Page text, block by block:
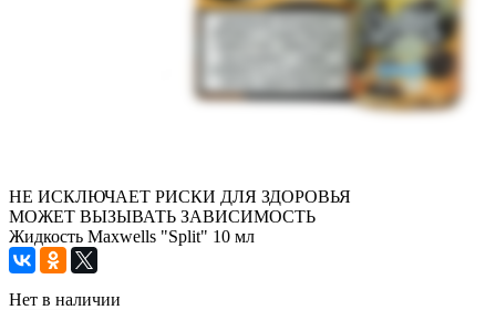
НЕ ИСКЛЮЧАЕТ РИСКИ ДЛЯ ЗДОРОВЬЯ
МОЖЕТ ВЫЗЫВАТЬ ЗАВИСИМОСТЬ
Жидкость Maxwells "Split" 10 мл
Нет в наличии